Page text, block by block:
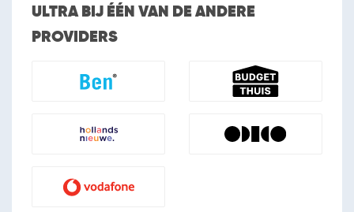
ULTRA BIJ ÉÉN VAN DE ANDERE
PROVIDERS